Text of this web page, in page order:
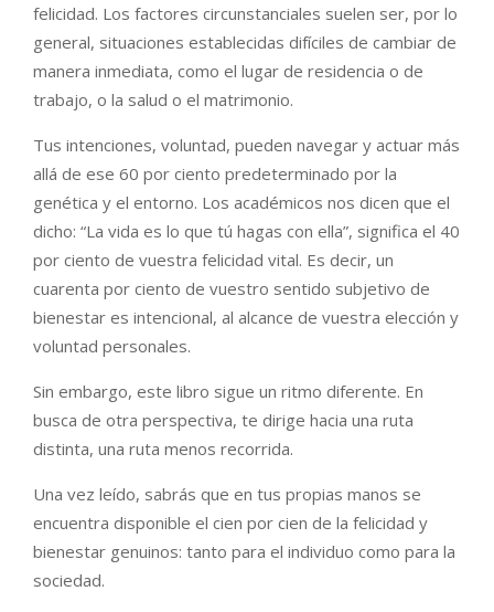
felicidad. Los factores circunstanciales suelen ser, por lo
general, situaciones establecidas difíciles de cambiar de
manera inmediata, como el lugar de residencia o de
trabajo, o la salud o el matrimonio.
Tus intenciones, voluntad, pueden navegar y actuar más
allá de ese 60 por ciento predeterminado por la
genética y el entorno. Los académicos nos dicen que el
dicho: “La vida es lo que tú hagas con ella”, significa el 40
por ciento de vuestra felicidad vital. Es decir, un
cuarenta por ciento de vuestro sentido subjetivo de
bienestar es intencional, al alcance de vuestra elección y
voluntad personales.
Sin embargo, este libro sigue un ritmo diferente. En
busca de otra perspectiva, te dirige hacia una ruta
distinta, una ruta menos recorrida.
Una vez leído, sabrás que en tus propias manos se
encuentra disponible el cien por cien de la felicidad y
bienestar genuinos: tanto para el individuo como para la
sociedad.